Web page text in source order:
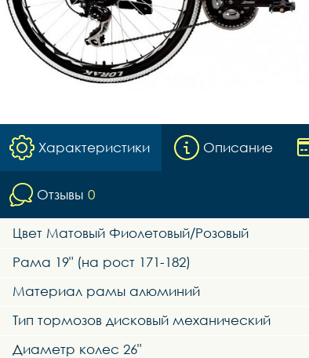
Характеристики Описание
Отзывы 0
Цвет Матовый Фиолетовый/Розовый
Рама 19" (на рост 171-182)
Материал рамы алюминий
Тип тормозов дисковый механический
Диаметр колес 26"